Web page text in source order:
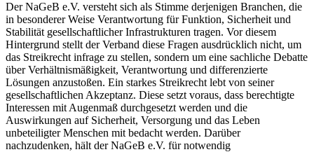
Der NaGeB e.V. versteht sich als Stimme derjenigen Branchen, die
in besonderer Weise Verantwortung für Funktion, Sicherheit und
Stabilität gesellschaftlicher Infrastrukturen tragen. Vor diesem
Hintergrund stellt der Verband diese Fragen ausdrücklich nicht, um
das Streikrecht infrage zu stellen, sondern um eine sachliche Debatte
über Verhältnismäßigkeit, Verantwortung und differenzierte
Lösungen anzustoßen. Ein starkes Streikrecht lebt von seiner
gesellschaftlichen Akzeptanz. Diese setzt voraus, dass berechtigte
Interessen mit Augenmaß durchgesetzt werden und die
Auswirkungen auf Sicherheit, Versorgung und das Leben
unbeteiligter Menschen mit bedacht werden. Darüber
nachzudenken, hält der NaGeB e.V. für notwendig